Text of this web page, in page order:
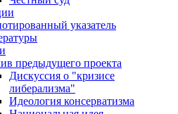
указатель
предыдущего проекта
Дискуссия о "кризисе
либерализма"
Идеология консерватизма